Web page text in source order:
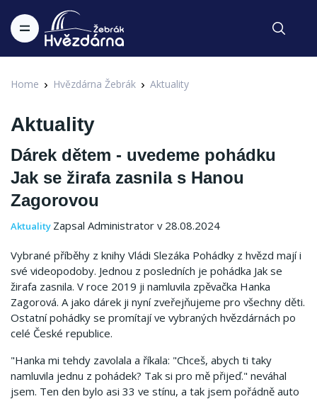
Home Hvězdárna Žebrák Aktuality
Aktuality
Dárek dětem - uvedeme pohádku
Jak se žirafa zasnila s Hanou
Zagorovou
Aktuality Zapsal Administrator v 28.08.2024
Vybrané příběhy z knihy Vládi Slezáka Pohádky z hvězd mají i
své videopodoby. Jednou z posledních je pohádka Jak se
žirafa zasnila. V roce 2019 ji namluvila zpěvačka Hanka
Zagorová. A jako dárek ji nyní zveřejňujeme pro všechny děti.
Ostatní pohádky se promítají ve vybraných hvězdárnách po
celé České republice.
"Hanka mi tehdy zavolala a říkala: "Chceš, abych ti taky
namluvila jednu z pohádek? Tak si pro mě přijeď." neváhal
jsem. Ten den bylo asi 33 ve stínu, a tak jsem pořádně auto